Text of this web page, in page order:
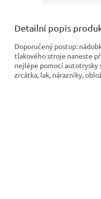
Detailní popis
Doporučený postup:
tlakového stroje naneste
nejlépe pomocí autotrysky
zrcátka, lak, nárazníky,